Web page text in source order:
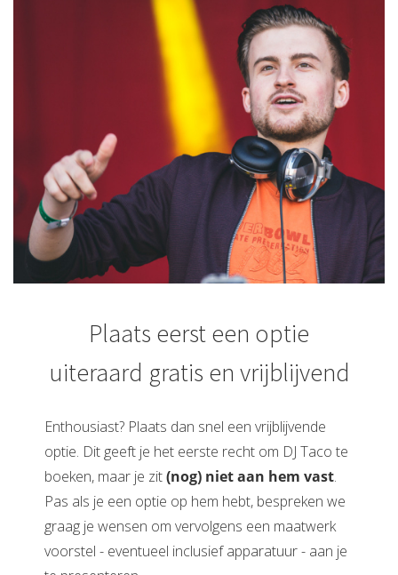
Plaats eerst een optie
uiteraard gratis en vrijblijvend
Enthousiast? Plaats dan snel een vrijblijvende
optie. Dit geeft je het eerste recht om DJ Taco te
boeken, maar je zit(nog) niet aan hem vast.
Pas als je een optie op hem hebt, bespreken we
graag je wensen om vervolgens een maatwerk
voorstel - eventueel inclusief apparatuur - aan je